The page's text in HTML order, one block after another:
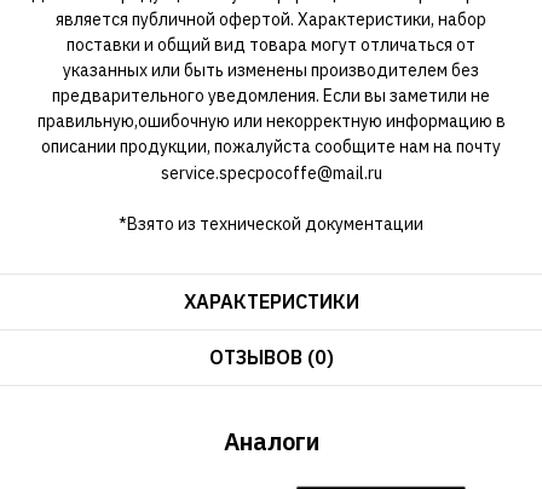
является публичной офертой. Характеристики, набор
поставки и общий вид товара могут отличаться от
указанных или быть изменены производителем без
предварительного уведомления. Если вы заметили не
правильную,ошибочную или некорректную информацию в
описании продукции, пожалуйста сообщите нам на почту
service.specpocoffe@mail.ru
*Взято из технической документации
ХАРАКТЕРИСТИКИ
ОТЗЫВОВ (0)
Аналоги